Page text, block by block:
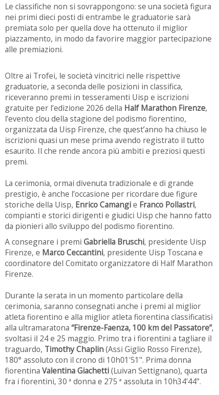
Le classifiche non si sovrappongono: se una società figura
nei primi dieci posti di entrambe le graduatorie sarà
premiata solo per quella dove ha ottenuto il miglior
piazzamento, in modo da favorire maggior partecipazione
alle premiazioni.
Oltre ai Trofei, le società vincitrici nelle rispettive
graduatorie, a seconda delle posizioni in classifica,
riceveranno premi in tesseramenti Uisp e iscrizioni
gratuite per l’edizione 2026 della Half Marathon Firenze,
l’evento clou della stagione del podismo fiorentino,
organizzata da Uisp Firenze, che quest’anno ha chiuso le
iscrizioni quasi un mese prima avendo registrato il tutto
esaurito. Il che rende ancora più ambiti e preziosi questi
premi.
La cerimonia, ormai divenuta tradizionale e di grande
prestigio, è anche l’occasione per ricordare due figure
storiche della Uisp, Enrico Camangie Franco Pollastri,
compianti e storici dirigenti e giudici Uisp che hanno fatto
da pionieri allo sviluppo del podismo fiorentino.
A consegnare i premi Gabriella Bruschi, presidente Uisp
Firenze, e Marco Ceccantini, presidente Uisp Toscana e
coordinatore del Comitato organizzatore di Half Marathon
Firenze.
Durante la serata in un momento particolare della
cerimonia, saranno consegnati anche i premi al miglior
atleta fiorentino e alla miglior atleta fiorentina classificatisi
alla ultramaratona “Firenze-Faenza, 100 km del Passatore”,
svoltasi il 24 e 25 maggio. Primo tra i fiorentini a tagliare il
traguardo, Timothy Chaplin(Assi Giglio Rosso Firenze),
180° assoluto con il crono di 10h01'51". Prima donna
fiorentina Valentina Giachetti(Luivan Settignano), quarta
fra i fiorentini, 30 ª donna e 275 ª assoluta in 10h34'44".